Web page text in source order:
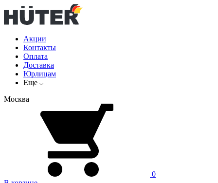
Акции
Контакты
Оплата
Доставка
Юрлицам
Еще
Москва
0